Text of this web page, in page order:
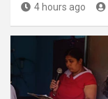
4 hours ago